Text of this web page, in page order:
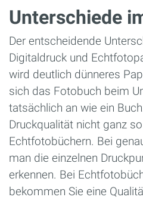
Unterschiede
Der entscheidende
Digitaldruck und
wird deutlich dünneres
sich das Fotobuch beim
tatsächlich an wie ein
Druckqualität nicht ganz
Echtfotobüchern. Bei
man die einzelnen
erkennen. Bei
bekommen Sie eine